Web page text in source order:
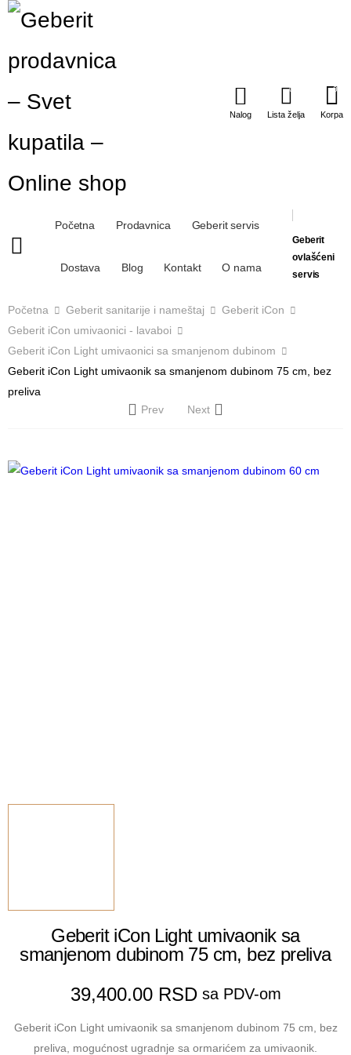
Nalog
0
Lista želja
0
Korpa
Početna Prodavnica Geberit servis
Dostava Blog Kontakt O nama
Geberit
ovlašćeni
servis
Početna Geberit sanitarije i nameštaj
Geberit iCon
Geberit iCon umivaonici - lavaboi
Geberit iCon Light umivaonici sa smanjenom dubinom
Geberit iCon Light umivaonik sa smanjenom dubinom 75 cm, bez
preliva
Prev
Next
Geberit iCon Light umivaonik sa
smanjenom dubinom 75 cm, bez preliva
39,400.00 RSDsa PDV-om
Geberit iCon Light umivaonik sa smanjenom dubinom 75 cm, bez
preliva, mogućnost ugradnje sa ormarićem za umivaonik.